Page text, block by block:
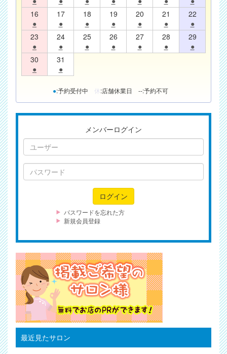
16
●
17
●
18
●
19
●
20
●
21
●
22
●
23
●
24
●
25
●
26
●
27
●
28
●
29
●
30
●
31
●
●:予約受付中 休:店舗休業日 --:予約不可
メンバーログイン
ユ
ザ
パ
ワ
ー
ド
ログイン
パスワードを忘れた方
新規会員登録
最近見たサロン